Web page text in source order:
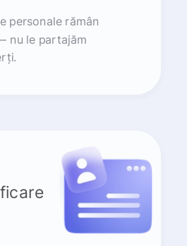
personale rămân
nu le partajăm